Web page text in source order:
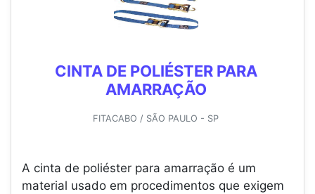
CINTA DE POLIÉSTER PARA
AMARRAÇÃO
FITACABO / SÃO PAULO - SP
A cinta de poliéster para amarração é um
material usado em procedimentos que exigem